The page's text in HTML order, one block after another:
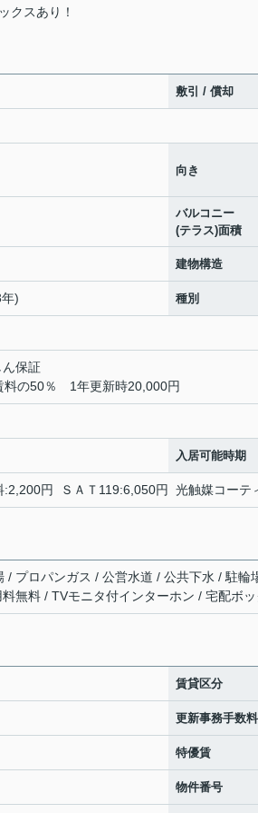
クスあり！
敷引 / 償却
向き
バルコニー
(テラス)面積
建物構造
) 種別
保証
料の50％ 1年更新時20,000円
入居可能時期
:2,200円 ＳＡＴ119:6,050円 光触媒コーテ
/ プロパンガス / 公営水道 / 公共下水 / 駐輪
無料 / TVモニタ付インターホン / 宅配ボッ
賃貸区分
更新事務手数料
特優賃
物件番号